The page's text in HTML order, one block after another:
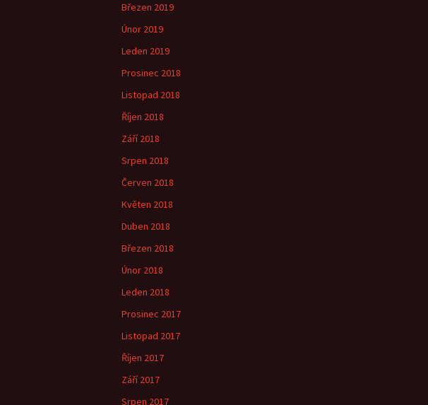
Březen 2019
Únor 2019
Leden 2019
Prosinec 2018
Listopad 2018
Říjen 2018
Září 2018
Srpen 2018
Červen 2018
Květen 2018
Duben 2018
Březen 2018
Únor 2018
Leden 2018
Prosinec 2017
Listopad 2017
Říjen 2017
Září 2017
Srpen 2017